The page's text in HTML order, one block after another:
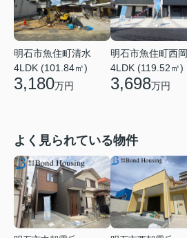
明石市魚住町清水
4LDK (101.84㎡)
3,180万円
明石市魚住町西岡
4LDK (119.52㎡)
3,698万円
よく見られている物件